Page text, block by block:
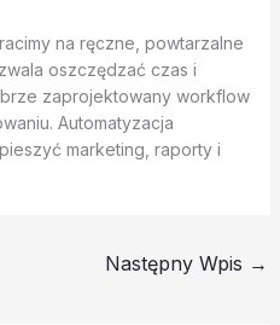
na ręczne, powtarzalne
oszczędzać czas i
zaprojektowany workflow
Automatyzacja
marketing, raporty i
Następny Wpis →